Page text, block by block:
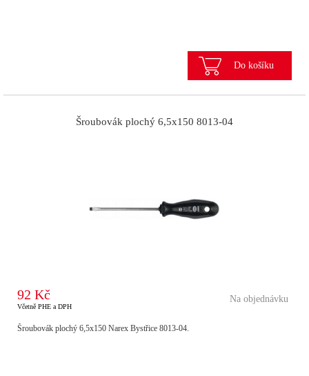
Do košíku
Šroubovák plochý 6,5x150 8013-04
92 Kč
Včetně PHE a DPH
Na objednávku
Šroubovák plochý 6,5x150 Narex Bystřice 8013-04.